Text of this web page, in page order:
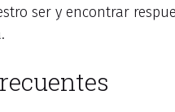
ser y encontrar